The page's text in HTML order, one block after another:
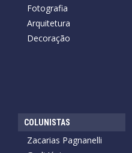
Fotografia
Arquitetura
Decoração
COLUNISTAS
Zacarias Pagnanelli